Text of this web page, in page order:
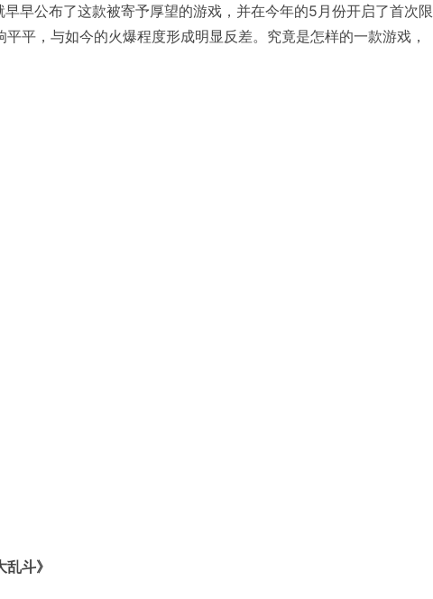
早早公布了这款被寄予厚望的游戏，并在今年的5月份开启了首次限
平，与如今的火爆程度形成明显反差。究竟是怎样的一款游戏，
斗》